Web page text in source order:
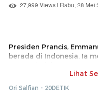
27,999 Views | Rabu, 28 Mei
Presiden Prancis,
berada di Indonesia. Ia
Lihat
Ori Salfian - 20DETIK